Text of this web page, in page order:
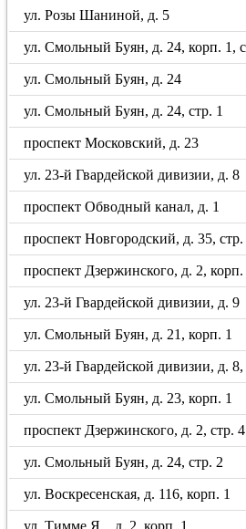
ул. Розы Шаниной, д. 5
ул. Смольный Буян, д. 24, корп. 1,
ул. Смольный Буян, д. 24
ул. Смольный Буян, д. 24, стр. 1
проспект Московский, д. 23
ул. 23-й Гвардейской дивизии, д. 8
проспект Обводный канал, д. 1
проспект Новгородский, д. 35, стр.
проспект Дзержинского, д. 2, корп.
ул. 23-й Гвардейской дивизии, д. 9
ул. Смольный Буян, д. 21, корп. 1
ул. 23-й Гвардейской дивизии, д. 8,
ул. Смольный Буян, д. 23, корп. 1
проспект Дзержинского, д. 2, стр.
ул. Смольный Буян, д. 24, стр. 2
ул. Воскресенская, д. 116, корп. 1
ул. Тимме Я. , д. 2, корп. 1